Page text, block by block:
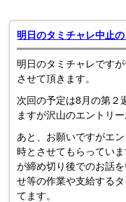
明日のタミチャレ中止
明日のタミチャレです
させて頂きます。
次回の予定は8月の第２
ますが沢山のエントリ
あと、お願いですがエ
時とさせてもらってい
が締め切り後でのお話
せ等の作業や支給する
てます。